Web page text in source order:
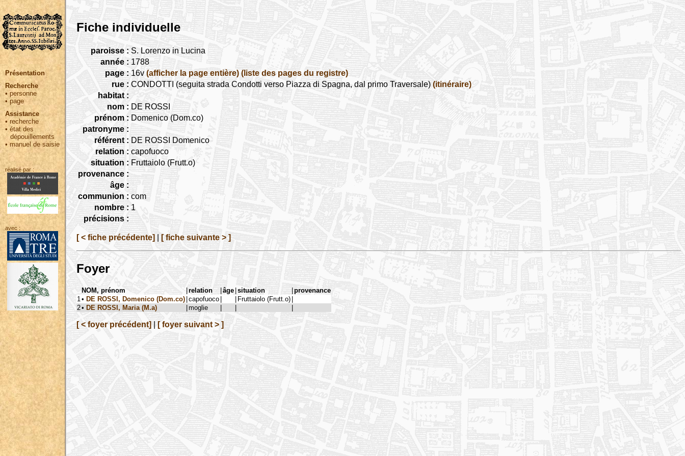
Présentation
Recherche
• personne
•page
Assistance
• recherche
•état des
dépouillements
•manuel de saisie
réalisé par :
avec :
Fiche individuelle
paroisse : S. Lorenzo in Lucina
année : 1788
page : 16v (afficher la page entière) (liste des pages du registre)
rue : CONDOTTI (seguita strada Condotti verso Piazza di Spagna, dal primo Traversale) (itinéraire)
habitat :
nom : DE ROSSI
prénom : Domenico (Dom.co)
patronyme :
référent : DE ROSSI Domenico
relation : capofuoco
situation : Fruttaiolo (Frutt.o)
provenance :
âge :
communion : com
nombre : 1
précisions :
[ < fiche précédente] [ fiche suivante > ]
Foyer
NOM, prénom |relation |âge |situation |provenance
1 • DE ROSSI, Domenico (Dom.co) |capofuoco | | Fruttaiolo (Frutt.o) |
2• DE ROSSI, Maria (M.a) |moglie | | |
[ < foyer précédent] [ foyer suivant > ]